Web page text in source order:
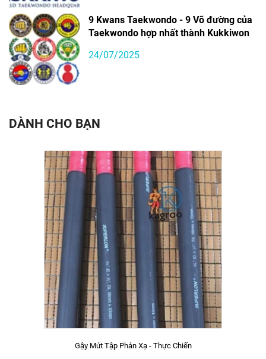
9 Kwans Taekwondo - 9 Võ đường của
Taekwondo hợp nhất thành Kukkiwon
24/07/2025
DÀNH CHO BẠN
Gậy Mút Tập Phản Xạ - Thực Chiến